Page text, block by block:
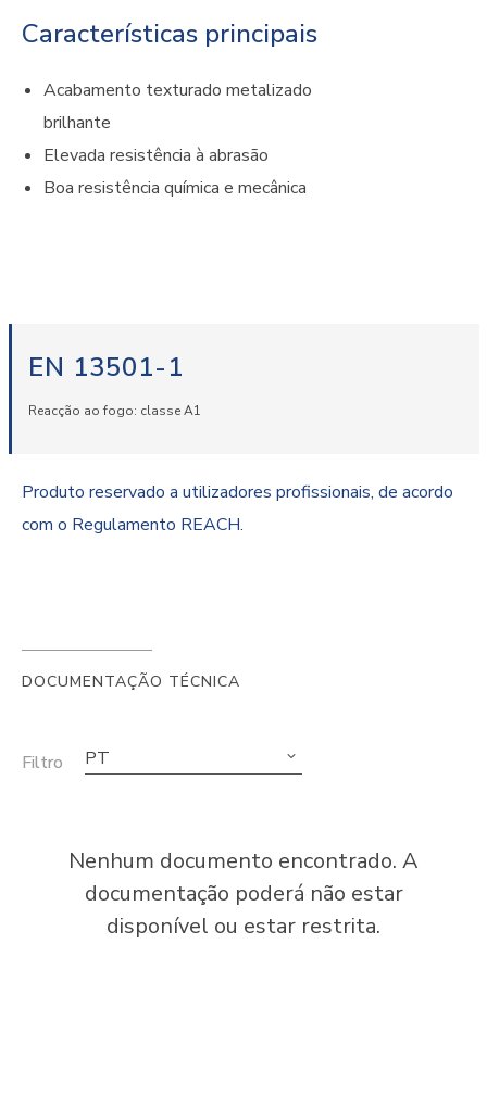
Características principais
Acabamento texturado metalizado
brilhante
Elevada resistência à abrasão
Boa resistência química e mecânica
EN 13501-1
Reacção ao fogo: classe A1
Produto reservado a utilizadores profissionais, de acordo
com o Regulamento REACH.
DOCUMENTAÇÃO TÉCNICA
Filtro PT
Nenhum documento encontrado. A
documentação poderá não estar
disponível ou estar restrita.